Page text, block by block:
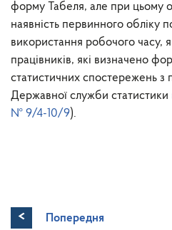
форму Табеля, але при цьому
наявність первинного обліку
використання робочого часу,
працівників, які визначено
статистичних спостережень з
Державної служби статистики
№ 9/4-10/9).
< Попередня